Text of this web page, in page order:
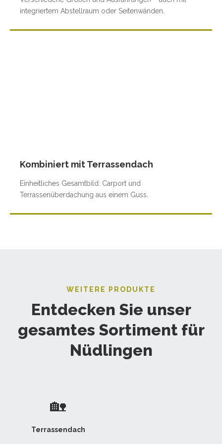
integriertem Abstellraum oder Seitenwänden.
Kombiniert mit Terrassendach
Einheitliches Gesamtbild: Carport und
Terrassenüberdachung aus einem Guss.
WEITERE PRODUKTE
Entdecken Sie unser
gesamtes Sortiment für
Nüdlingen
🏡
Terrassendach